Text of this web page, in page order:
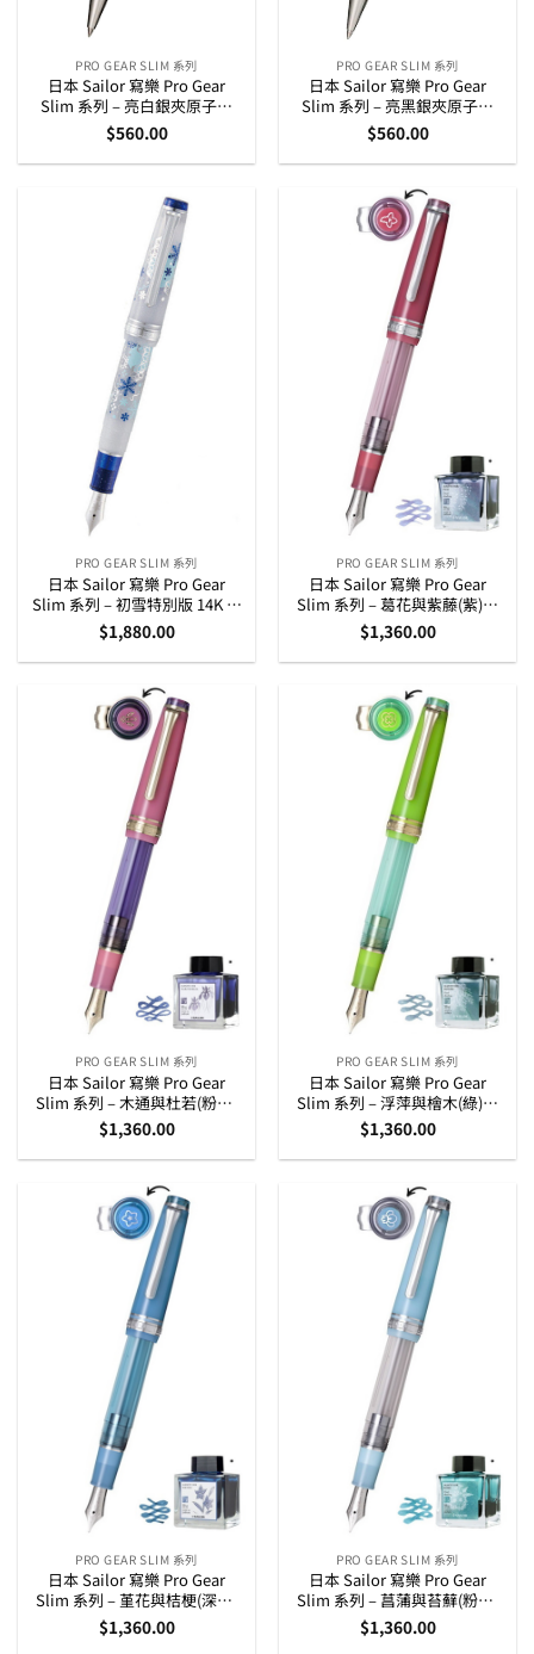
PRO GEAR SLIM 系列
日本 Sailor 寫樂 Pro Gear
Slim 系列 – 亮白銀夾原子筆
(16-0707-210)
$560.00
PRO GEAR SLIM 系列
日本 Sailor 寫樂 Pro Gear
Slim 系列 – 亮黑銀夾原子筆
(16-0707-220)
$560.00
PRO GEAR SLIM 系列
日本 Sailor 寫樂 Pro Gear
Slim 系列 – 初雪特別版 14K 黃
金筆咀墨水筆組合
$1,880.00
PRO GEAR SLIM 系列
日本 Sailor 寫樂 Pro Gear
Slim 系列 – 葛花與紫藤(紫)萬
葉特別版 14K 黃金筆咀墨水筆
組合
$1,360.00
PRO GEAR SLIM 系列
日本 Sailor 寫樂 Pro Gear
Slim 系列 – 木通與杜若(粉紅)
萬葉特別版 14K 黃金筆咀墨水
筆組合
$1,360.00
PRO GEAR SLIM 系列
日本 Sailor 寫樂 Pro Gear
Slim 系列 – 浮萍與檜木(綠)萬
葉特別版 14K 黃金筆咀墨水筆
組合
$1,360.00
PRO GEAR SLIM 系列
日本 Sailor 寫樂 Pro Gear
Slim 系列 – 堇花與桔梗(深藍)
萬葉特別版 14K 黃金筆咀墨水
筆組合
$1,360.00
PRO GEAR SLIM 系列
日本 Sailor 寫樂 Pro Gear
Slim 系列 – 菖蒲與苔蘚(粉藍)
萬葉特別版 14K 黃金筆咀墨水
筆組合
$1,360.00